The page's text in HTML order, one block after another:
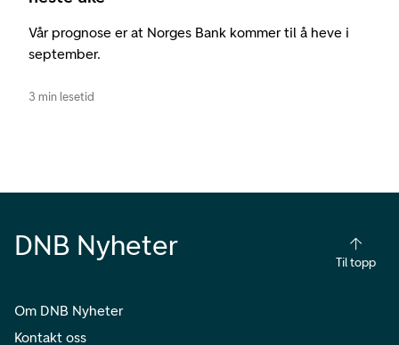
Vår prognose er at Norges Bank kommer til å heve i
september.
3 min lesetid
DNB Nyheter
Til topp
Om DNB Nyheter
Kontakt oss